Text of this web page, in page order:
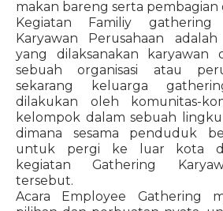
makan bareng serta pembagian
Kegiatan Familiy
Karyawan Perusahaan
yang dilaksanakan karyawan
sebuah organisasi atau
sekarang keluarga
dilakukan oleh komunitas-
kelompok dalam sebuah
dimana sesama penduduk
untuk pergi ke luar kota
kegiatan Gathering
tersebut.
Acara Employee Gathering